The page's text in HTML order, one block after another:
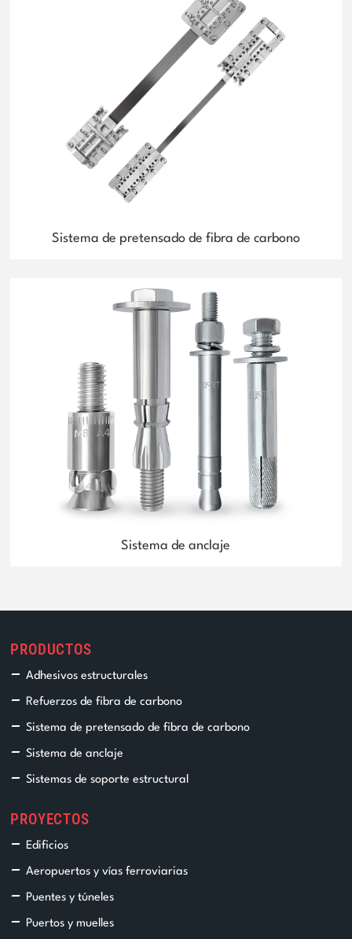
Sistema de pretensado de fibra de carbono
Sistema de anclaje
PRODUCTOS
Adhesivos estructurales
Refuerzos de fibra de carbono
Sistema de pretensado de fibra de carbono
Sistema de anclaje
Sistemas de soporte estructural
PROYECTOS
Edificios
Aeropuertos y vías ferroviarias
Puentes y túneles
Puertos y muelles